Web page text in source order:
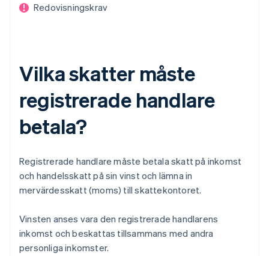
Redovisningskrav
Vilka skatter måste
registrerade handlare
betala?
Registrerade handlare måste betala skatt på inkomst
och handelsskatt på sin vinst och lämna in
mervärdesskatt (moms) till skattekontoret.
Vinsten anses vara den registrerade handlarens
inkomst och beskattas tillsammans med andra
personliga inkomster.